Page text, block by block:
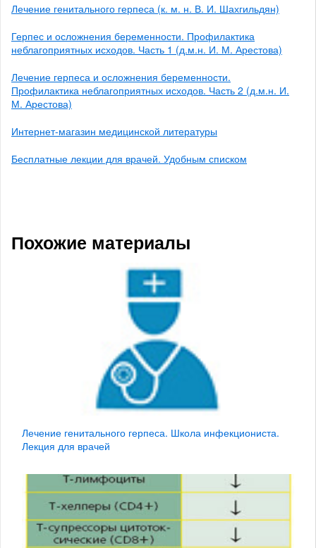
Лечение генитального герпеса (к. м. н. В. И. Шахгильдян)
Герпес и осложнения беременности. Профилактика
неблагоприятных исходов. Часть 1 (д.м.н. И. М. Арестова)
Лечение герпеса и осложнения беременности.
Профилактика неблагоприятных исходов. Часть 2 (д.м.н. И.
М. Арестова)
Интернет-магазин медицинской литературы
Бесплатные лекции для врачей. Удобным списком
Похожие материалы
Лечение генитального герпеса. Школа инфекциониста.
Лекция для врачей